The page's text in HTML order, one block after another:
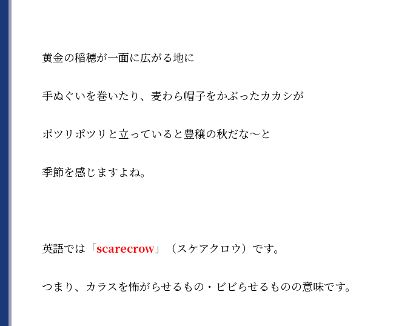
黄金の稲穂が一面に広がる地に
手ぬぐいを巻いたり、麦わら帽子をかぶったカカシが
ポツリポツリと立っていると豊穣の秋だな〜と
季節を感じますよね。
英語では「scarecrow」（スケアクロウ）です。
つまり、カラスを怖がらせるもの・ビビらせるものの意味です。